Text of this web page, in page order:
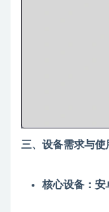
三、设备需求与使
核心设备：安